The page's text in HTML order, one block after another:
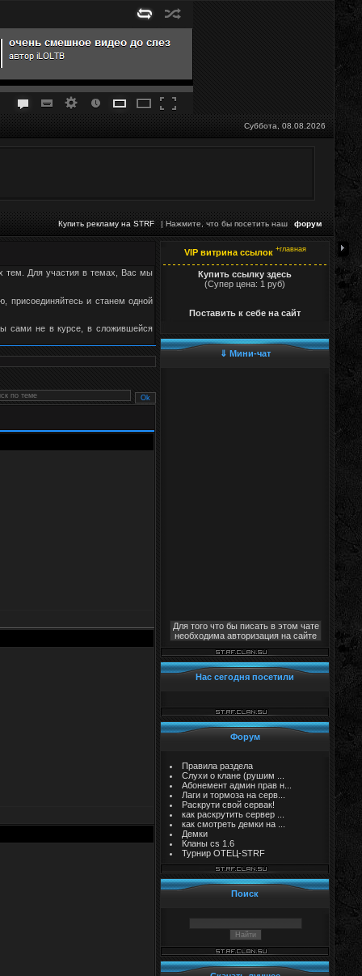
Суббота, 08.08.2026
Купить рекламу на STRF | Нажмите, что бы посетить наш форум
тем. Для участия в темах, Вас мы
и станем одной
сами не в курсе, в сложившейся
VIP витрина ссылок +главная
Купить ссылку здесь
(Супер цена: 1 руб)
Поставить к себе на сайт
⇓ Мини-чат
Для того что бы писать в этом чате
необходима авторизация на сайте
Нас сегодня посетили
Форум
Правила раздела
Слухи о клане (рушим ...
Абонемент админ прав н...
Лаги и тормоза на серв...
Раскрути свой сервак!
как раскрутить сервер ...
как смотреть демки на ...
Демки
Кланы cs 1.6
Турнир ОТЕЦ-STRF
Поиск